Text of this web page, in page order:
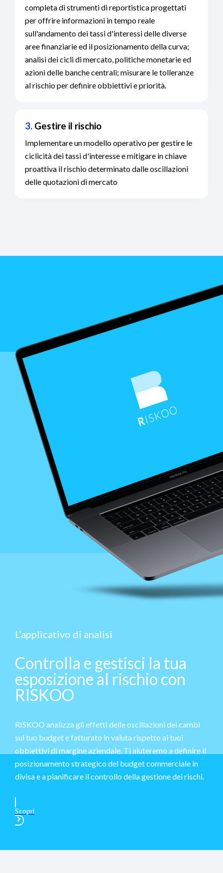
completa di strumenti di reportistica progettati
per offrire informazioni in tempo reale
sull'andamento dei tassi d'interessi delle diverse
aree finanziarie ed il posizionamento della curva;
analisi dei cicli di mercato, politiche monetarie ed
azioni delle banche centrali; misurare le tolleranze
al rischio per definire obbiettivi e priorità.
3. Gestire il rischio
Implementare un modello operativo per gestire le
ciclicità dei tassi d'interesse e mitigare in chiave
proattiva il rischio determinato dalle oscillazioni
delle quotazioni di mercato
L’applicativo di analisi
Controlla e gestisci la tua
esposizione al rischio con
RISKOO
RISKOO analizza gli effetti delle oscillazioni dei cambi
sul tuo budget e fatturato in valuta rispetto ai tuoi
obbiettivi di margine aziendale. Ti aiuteremo a definire il
posizionamento strategico del budget commerciale in
divisa e a pianificare il controllo della gestione dei rischi.
Scopri